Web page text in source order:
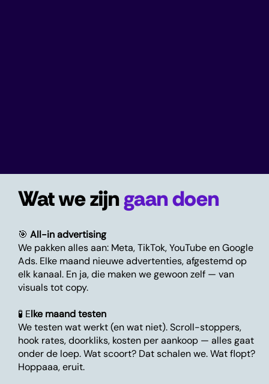
Wat we zijngaan doen
🎯 All-in advertising
We pakken alles aan: Meta, TikTok, YouTube en Google
Ads. Elke maand nieuwe advertenties, afgestemd op
elk kanaal. En ja, die maken we gewoon zelf — van
visuals tot copy.
🧪 Elke maand testen
We testen wat werkt (en wat niet). Scroll-stoppers,
hook rates, doorkliks, kosten per aankoop — alles gaat
onder de loep. Wat scoort? Dat schalen we. Wat flopt?
Hoppaaa, eruit.